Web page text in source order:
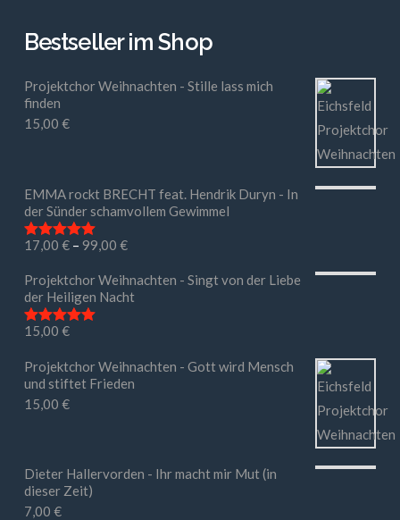
Bestseller im Shop
Projektchor Weihnachten - Stille lass mich
finden
15,00 €
EMMA rockt BRECHT feat. Hendrik Duryn - In
der Sünder schamvollem Gewimmel
Bewertet mit
17,00 €– 99,00 €
Projektchor Weihnachten - Singt von der Liebe
der Heiligen Nacht
Bewertet mit
15,00 €
Projektchor Weihnachten - Gott wird Mensch
und stiftet Frieden
15,00 €
Dieter Hallervorden - Ihr macht mir Mut (in
dieser Zeit)
7,00 €